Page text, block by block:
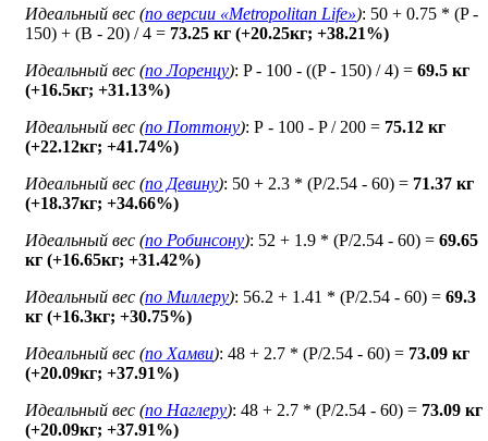
Идеальный вес (по версии «Metropolitan Life»): 50 + 0.75 * (P -
150) + (B - 20) / 4 = 73.25 кг (+20.25кг; +38.21%)
Идеальный вес (по Лоренцу): P - 100 - ((P - 150) / 4) = 69.5 кг
(+16.5кг; +31.13%)
Идеальный вес (по Поттону): Р - 100 - P / 200 = 75.12 кг
(+22.12кг; +41.74%)
Идеальный вес (по Девину): 50 + 2.3 * (P/2.54 - 60) = 71.37 кг
(+18.37кг; +34.66%)
Идеальный вес (по Робинсону): 52 + 1.9 * (P/2.54 - 60) = 69.65
кг (+16.65кг; +31.42%)
Идеальный вес (по Миллеру): 56.2 + 1.41 * (P/2.54 - 60) = 69.3
кг (+16.3кг; +30.75%)
Идеальный вес (по Хамви): 48 + 2.7 * (P/2.54 - 60) = 73.09 кг
(+20.09кг; +37.91%)
Идеальный вес (по Наглеру): 48 + 2.7 * (P/2.54 - 60) = 73.09 кг
(+20.09кг; +37.91%)